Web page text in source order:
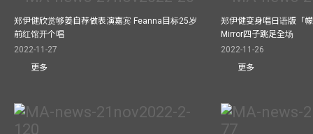
郑伊健欣赏够姜自荐做表演嘉宾 Feanna目标25岁
前红馆开个唱
2022-11-27
更多
郑伊健变身唱日语版「
Mirror四子跳足全场
2022-11-26
更多